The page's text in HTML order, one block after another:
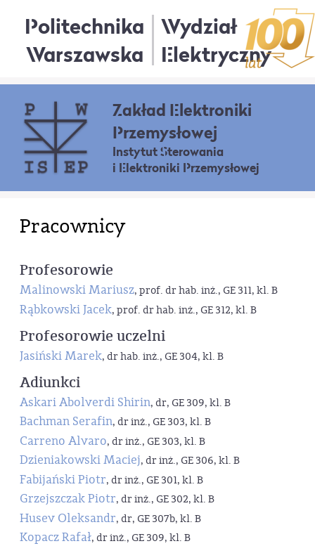
Politechnika
Warszawska
Wydział
Elektryczny
Zakład Elektroniki
Przemysłowej
Instytut Sterowania
i Elektroniki Przemysłowej
Pracownicy
Profesorowie
Malinowski Mariusz, prof. dr hab. inż., GE 311, kl. B
Rąbkowski Jacek, prof. dr hab. inż., GE 312, kl. B
Profesorowie uczelni
Jasiński Marek, dr hab. inż., GE 304, kl. B
Adiunkci
Askari Abolverdi Shirin, dr, GE 309, kl. B
Bachman Serafin, dr inż., GE 303, kl. B
Carreno Alvaro, dr inż., GE 303, kl. B
Dzieniakowski Maciej, dr inż., GE 306, kl. B
Fabijański Piotr, dr inż., GE 301, kl. B
Grzejszczak Piotr, dr inż., GE 302, kl. B
Husev Oleksandr, dr, GE 307b, kl. B
Kopacz Rafał, dr inż., GE 309, kl. B